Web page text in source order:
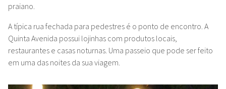
praiano.
A típica rua fechada para pedestres é o ponto de encontro. A
Quinta Avenida possui lojinhas com produtos locais,
restaurantes e casas noturnas. Uma passeio que pode ser feito
em uma das noites da sua viagem.